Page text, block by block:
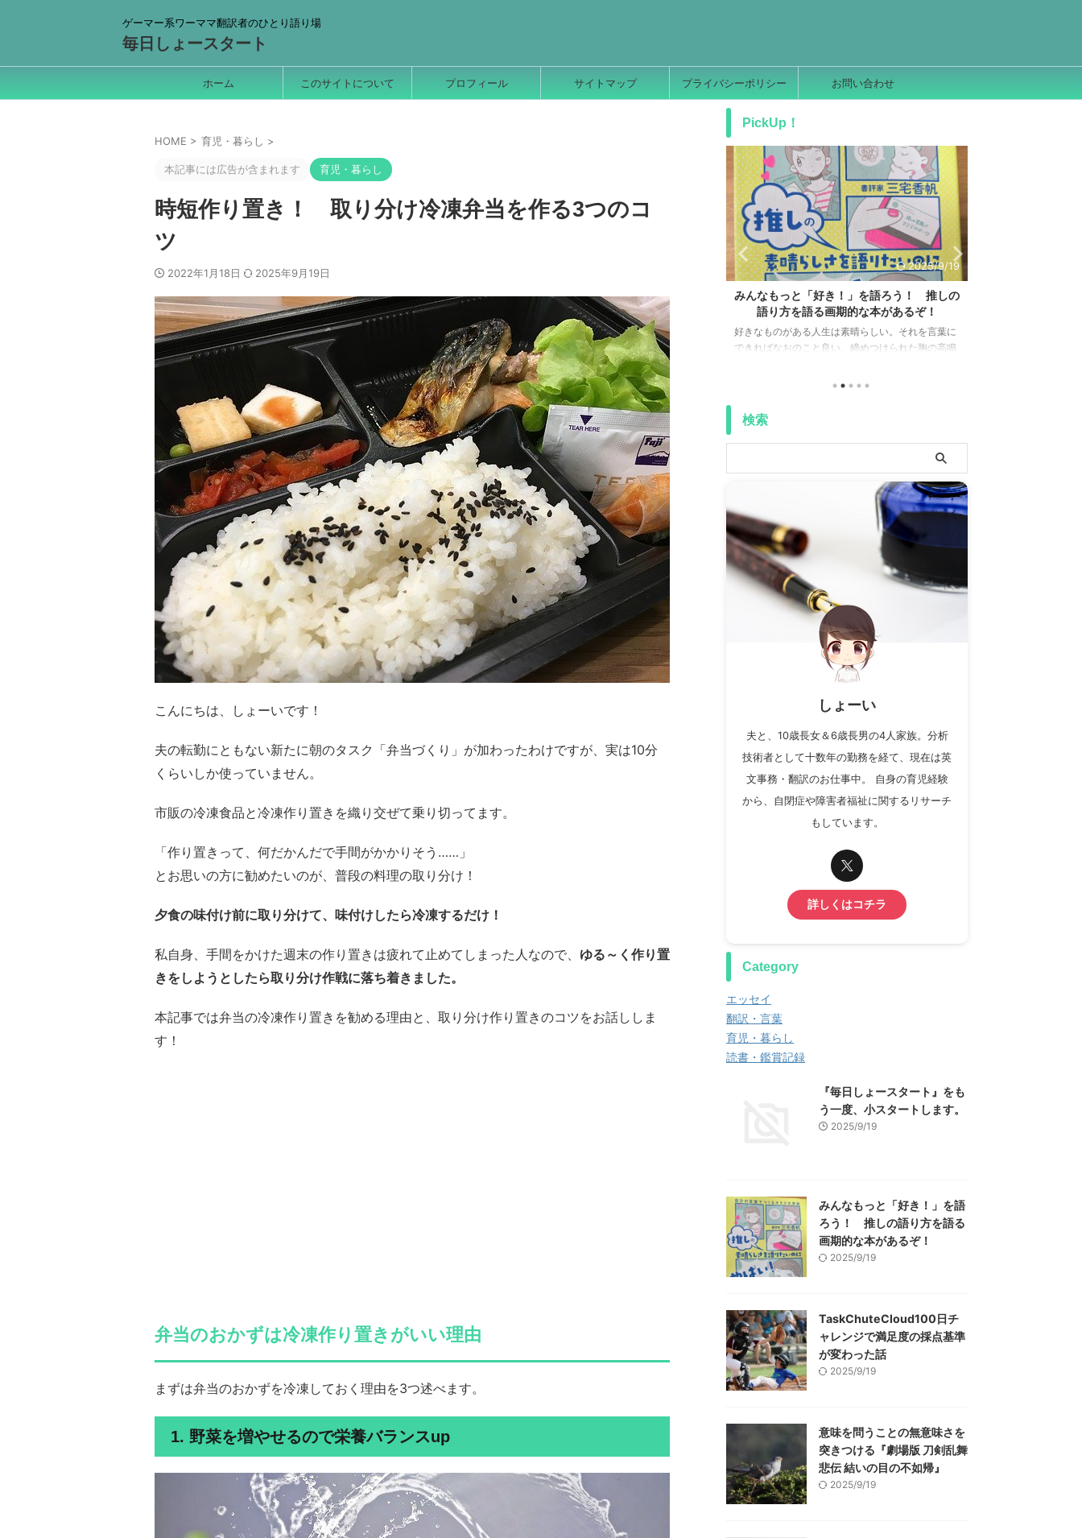
ゲーマー系ワーママ翻訳者のひとり語り場
毎日しょースタート
ホーム このサイトについて プロフィール サイトマップ プライバシーポリシー お問い合わせ
HOME > 育児・暮らし >
本記事には広告が含まれます 育児・暮らし
時短作り置き！ 取り分け冷凍弁当を作る3つのコ
ツ
2022年1月18日 2025年9月19日
こんにちは、しょーいです！
夫の転勤にともない新たに朝のタスク「弁当づくり」が加わったわけですが、実は10分
くらいしか使っていません。
市販の冷凍食品と冷凍作り置きを織り交ぜて乗り切ってます。
「作り置きって、何だかんだで手間がかかりそう……」
とお思いの方に勧めたいのが、普段の料理の取り分け！
夕食の味付け前に取り分けて、味付けしたら冷凍するだけ！
私自身、手間をかけた週末の作り置きは疲れて止めてしまった人なので、 ゆる～く作り置
きをしようとしたら取り分け作戦に落ち着きました。
本記事では弁当の冷凍作り置きを勧める理由と、取り分け作り置きのコツをお話ししま
す！
弁当のおかずは冷凍作り置きがいい理由
まずは弁当のおかずを冷凍しておく理由を3つ述べます。
1. 野菜を増やせるので栄養バランスup
PickUp！
一人分業を叶える情報管理術で、得意分野に
集中するための環境を整えよう
こんにちは、しょーいです！ デジタル全盛のこの
時代に、情報＆タスク管理をあえて紙ベースにして
みると書きました。 そこでバレットジャーナルと
は別に以前から試したかったのが 「ツェッテルカス
テン」 というシステムです。 ツェッテルカステン
とは？ ドイツ語でツェッテルは「カード」、カステ
ンは「箱」を意味します。 ドイツの社会学者、ニク
ラス・ルーマンが行っていた情報管理方法で、 一言
で表せばカードを用いて有機的に思考を展開するの
が特徴です。 そして参考図書はこちら、 ズン ...
『毎日しょースタート』をもう一度、小スタ
ートします。
更新がしばらく止まっていましたが、今日からまた
少しずつ、ことばを残していこうと思います。 ほっ
たらかしだったブログにあえて手をつける理由は、
また日本語力を鍛えたくなったとか、書く習慣をつ
けたくなったとか、まぁいろいろありますが……
日々の暮らしの中で、心に残ることや考えたこと
を、言の葉（端）として残しておきたい。その気持
ちが強くなってきたからです。 完璧な記事でなくて
もいい。まとまった考えでなくてもいい。 他人様に
後悔するにはつたない文章でも、電子の海に一粒投
げ込んで波紋くらい起きればいいか。そんなゆるい
気 ...
2025/9/19
みんなもっと「好き！」を語ろう！ 推しの
語り方を語る画期的な本があるぞ！
好きなものがある人生は素晴らしい。それを言葉に
できればなおのこと良い。締めつけられた胸の高鳴
なかったかのごとく、消えてしまう！私には人に伝
える力がない……！orz……って思ったこと、ありま
せんか？私はもうしょっちゅうです。そして書店で
目に飛び込んできた本がこちら。著・三宅香帆『推
しの素晴らしさを語りたいのに、「やばい！」しか
でてこない 自分の言葉で作るオタク文章術』で ...
検索
しょーい
夫と、10歳長女＆6歳長男の4人家族。分析
技術者として十数年の勤務を経て、現在は英
文事務・翻訳のお仕事中。 自身の育児経験
から、自閉症や障害者福祉に関するリサーチ
もしています。
詳しくはコチラ
Category
エッセイ
翻訳・言葉
育児・暮らし
読書・鑑賞記録
『毎日しょースタート』をも
う一度、小スタートします。
2025/9/19
みんなもっと「好き！」を語
ろう！ 推しの語り方を語る
画期的な本があるぞ！
2025/9/19
TaskChuteCloud100日チ
ャレンジで満足度の採点基準
が変わった話
2025/9/19
意味を問うことの無意味さを
突きつける『劇場版 刀剣乱舞
悲伝 結いの目の不如帰』
2025/9/19